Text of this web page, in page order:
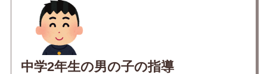
中学2年生の男の子の指導